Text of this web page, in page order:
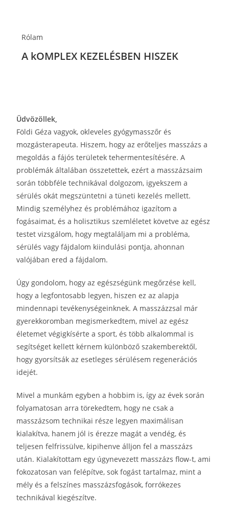
Rólam
A kOMPLEX KEZELÉSBEN HISZEK
Üdvözöllek,
Földi Géza vagyok, okleveles gyógymasszőr és
mozgásterapeuta. Hiszem, hogy az erőteljes masszázs a
megoldás a fájós területek tehermentesítésére. A
problémák általában összetettek, ezért a masszázsaim
során többféle technikával dolgozom, igyekszem a
sérülés okát megszüntetni a tüneti kezelés mellett.
Mindig személyhez és problémához igazítom a
fogásaimat, és a holisztikus szemléletet követve az egész
testet vizsgálom, hogy megtaláljam mi a probléma,
sérülés vagy fájdalom kiindulási pontja, ahonnan
valójában ered a fájdalom.
Úgy gondolom, hogy az egészségünk megőrzése kell,
hogy a legfontosabb legyen, hiszen ez az alapja
mindennapi tevékenységeinknek. A masszázzsal már
gyerekkoromban megismerkedtem, mivel az egész
életemet végigkísérte a sport, és több alkalommal is
segítséget kellett kérnem különböző szakemberektől,
hogy gyorsítsák az esetleges sérülésem regenerációs
idejét.
Mivel a munkám egyben a hobbim is, így az évek során
folyamatosan arra törekedtem, hogy ne csak a
masszázsom technikai része legyen maximálisan
kialakítva, hanem jól is érezze magát a vendég, és
teljesen felfrissülve, kipihenve álljon fel a masszázs
után. Kialakítottam egy úgynevezett masszázs flow-t, ami
fokozatosan van felépítve, sok fogást tartalmaz, mint a
mély és a felszínes masszázsfogások, forrókezes
technikával kiegészítve.